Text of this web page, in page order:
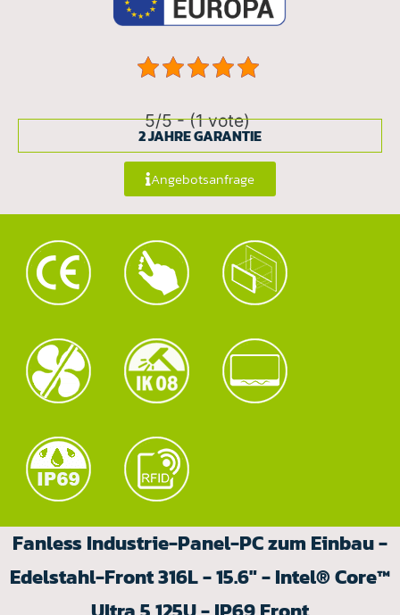
5/5 - (1 vote)
2 JAHRE GARANTIE
Angebotsanfrage
Fanless Industrie-Panel-PC zum Einbau -
Edelstahl-Front 316L - 15.6" - Intel® Core™